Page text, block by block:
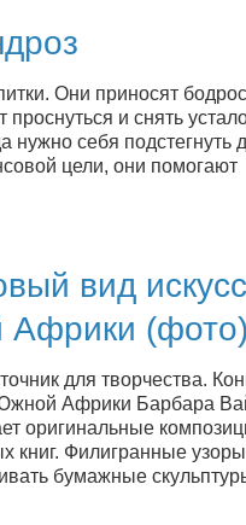
Они приносят
и снять
нужно себя подстегнуть
цели, они помогают
вид
Африки (фото)
для творчества.
Африки Барбара
оригинальные
книг. Филигранные
бумажные